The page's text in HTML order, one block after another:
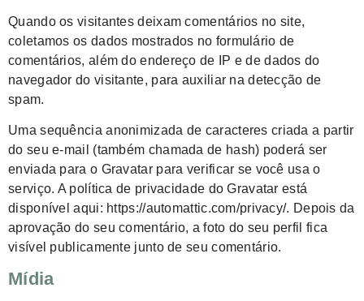
Quando os visitantes deixam comentários no site,
coletamos os dados mostrados no formulário de
comentários, além do endereço de IP e de dados do
navegador do visitante, para auxiliar na detecção de
spam.
Uma sequência anonimizada de caracteres criada a partir
do seu e-mail (também chamada de hash) poderá ser
enviada para o Gravatar para verificar se você usa o
serviço. A política de privacidade do Gravatar está
disponível aqui: https://automattic.com/privacy/. Depois da
aprovação do seu comentário, a foto do seu perfil fica
visível publicamente junto de seu comentário.
Mídia